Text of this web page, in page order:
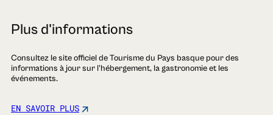
Plus d'informations
Consultez le site officiel de Tourisme du Pays basque pour des
informations à jour sur l'hébergement, la gastronomie et les
événements.
EN SAVOIR PLUS